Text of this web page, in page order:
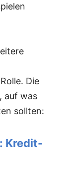
Die
auf was
sollten:
Kredit-